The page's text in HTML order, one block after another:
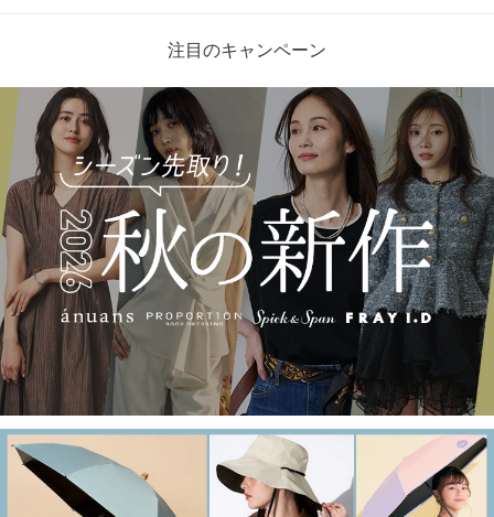
注目のキャンペーン